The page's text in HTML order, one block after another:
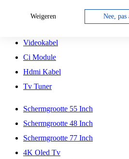
Antennekabel
Videokabel
Ci Module
Hdmi Kabel
Tv Tuner
Schermgrootte 55 Inch
Schermgrootte 48 Inch
Schermgrootte 77 Inch
4K Oled Tv
Weigeren Nee, pas